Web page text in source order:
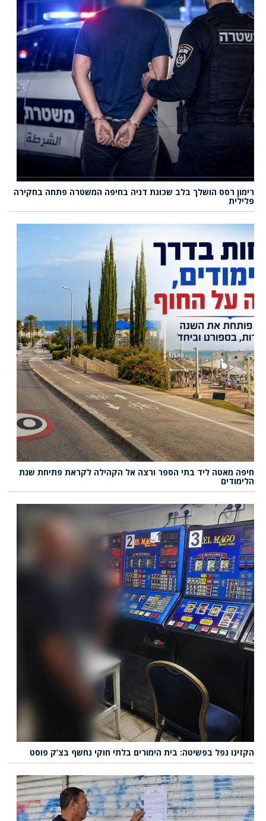
רימון רסס הושלך בלב שכונת דניה בחיפה המשטרה פתחה בחקירה
פלילית
חיפה מאטה ליד בתי הספר ורצה אל הקהילה לקראת פתיחת שנת
הלימודים
הקזינו נפל בפשיטה: בית הימורים בלתי חוקי נחשף בצ’ק פוסט